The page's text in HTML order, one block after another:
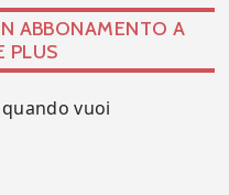
ABBONAMENTO A
PLUS
vuoi